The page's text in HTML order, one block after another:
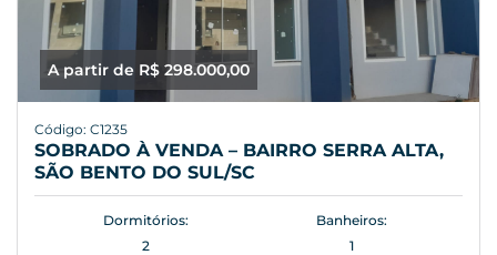
A partir de R$ 298.000,00
Código: C1235
SOBRADO À VENDA – BAIRRO SERRA ALTA,
SÃO BENTO DO SUL/SC
Dormitórios:
2
Banheiros:
1